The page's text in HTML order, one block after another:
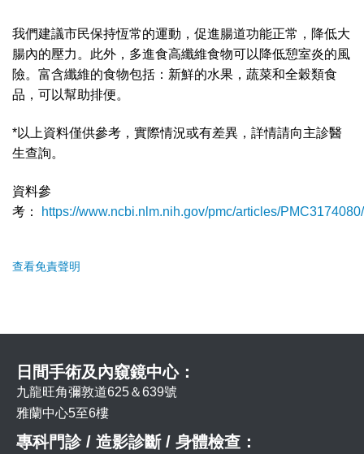
我們建議市民保持恆常的運動，促進腸道功能正常，降低大
腸內的壓力。此外，多進食高纖維食物可以降低憩室炎的風
險。富含纖維的食物包括：新鮮的水果，蔬菜和全穀類食
品，可以幫助排便。
*以上資料僅供參考，實際情況或有差異，詳情請向主診醫
生查詢。
資料參
考：
https://www.ncbi.nlm.nih.gov/pmc/articles/PMC3174080/
查看免責聲明
日間手術及內窺鏡中心：
九龍旺角彌敦道625＆639號
雅蘭中心5至6樓
專科門診 / 造影診斷 / 身體檢查：